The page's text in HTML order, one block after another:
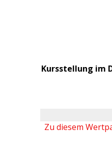
Kursstellung im
Zu diesem